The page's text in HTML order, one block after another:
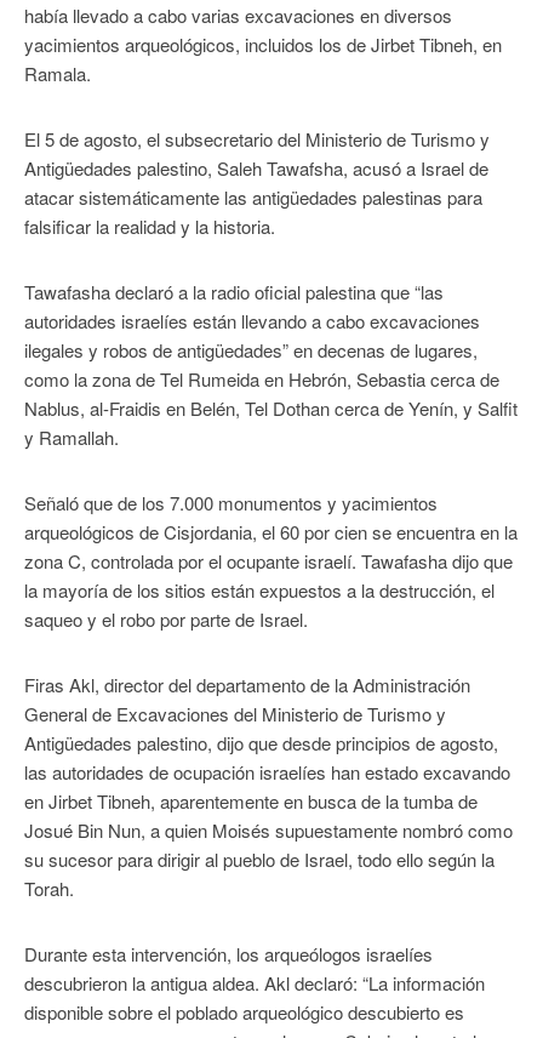
había llevado a cabo varias excavaciones en diversos
yacimientos arqueológicos, incluidos los de Jirbet Tibneh, en
Ramala.
El 5 de agosto, el subsecretario del Ministerio de Turismo y
Antigüedades palestino, Saleh Tawafsha, acusó a Israel de
atacar sistemáticamente las antigüedades palestinas para
falsificar la realidad y la historia.
Tawafasha declaró a la radio oficial palestina que “las
autoridades israelíes están llevando a cabo excavaciones
ilegales y robos de antigüedades” en decenas de lugares,
como la zona de Tel Rumeida en Hebrón, Sebastia cerca de
Nablus, al-Fraidis en Belén, Tel Dothan cerca de Yenín, y Salfit
y Ramallah.
Señaló que de los 7.000 monumentos y yacimientos
arqueológicos de Cisjordania, el 60 por cien se encuentra en la
zona C, controlada por el ocupante israelí. Tawafasha dijo que
la mayoría de los sitios están expuestos a la destrucción, el
saqueo y el robo por parte de Israel.
Firas Akl, director del departamento de la Administración
General de Excavaciones del Ministerio de Turismo y
Antigüedades palestino, dijo que desde principios de agosto,
las autoridades de ocupación israelíes han estado excavando
en Jirbet Tibneh, aparentemente en busca de la tumba de
Josué Bin Nun, a quien Moisés supuestamente nombró como
su sucesor para dirigir al pueblo de Israel, todo ello según la
Torah.
Durante esta intervención, los arqueólogos israelíes
descubrieron la antigua aldea. Akl declaró: “La información
disponible sobre el poblado arqueológico descubierto es